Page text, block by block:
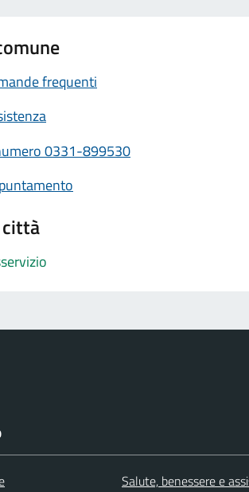
frequenti
0331-899530
Salute, benessere e